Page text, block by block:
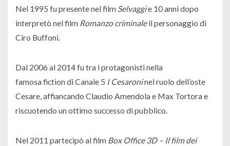
Nel 1995 fu presente nel film Selvaggie 10 anni dopo
interpretò nel film Romanzo criminaleil personaggio di
Ciro Buffoni.
Dal 2006 al 2014 fu tra i protagonisti nella
famosa fiction di Canale 5 I Cesaroninel ruolo dell’oste
Cesare, affiancando Claudio Amendola e Max Tortora e
riscuotendo un ottimo successo di pubblico.
Nel 2011 partecipò al film Box Office 3D – Il film dei